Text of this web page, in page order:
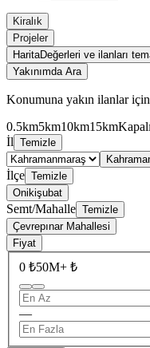
Kiralık
Projeler
HaritaDeğerleri ve ilanları
Yakınımda Ara
Konumuna yakın ilanlar
0.5km5km10km15kmKapalı
İl Temizle
İlçe Temizle
Onikişubat
Semt/Mahalle Temizle
Çevrepınar Mahallesi
Fiyat
0 ₺50M+ ₺
—